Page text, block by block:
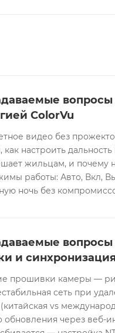
ColorVu
видео без
как настроить
жильцам, и почему
работы: Авто, Вкл,
ночь без
и
прошивки камеры —
сеть при
vs
обновления через веб-